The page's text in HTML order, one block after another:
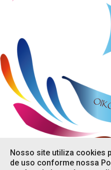
Nosso site utiliza cookies
de uso conforme nossa